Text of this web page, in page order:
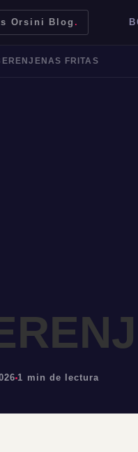
Orsini Blog .
FRITAS
1 min de lectura